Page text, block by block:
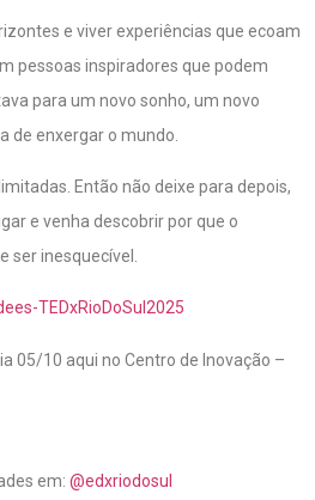
e viver experiências que ecoam
pessoas inspiradores que podem
para um novo sonho, um novo
de enxergar o mundo.
Então não deixe para depois,
e venha descobrir por que o
ser inesquecível.
TEDxRioDoSul2025
05/10 aqui no Centro de Inovação –
em: @edxriodosul